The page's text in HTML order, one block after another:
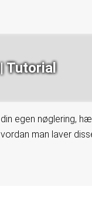
Tutorial
egen nøglering,
man laver